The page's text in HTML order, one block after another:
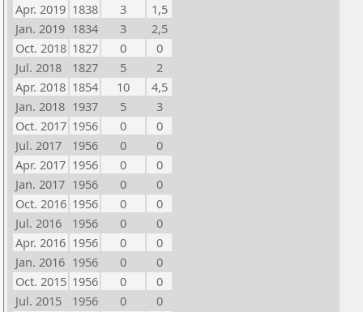
Apr. 2019 1838 3
1,5
Jan. 2019 1834 3
2,5
Oct. 2018 1827 0
0
Jul. 2018
1827 5
2
Apr. 2018 1854 10
4,5
Jan. 2018 1937 5
3
Oct. 2017 1956 0
0
Jul. 2017
1956 0
0
Apr. 2017 1956 0
0
Jan. 2017 1956 0
0
Oct. 2016 1956 0
0
Jul. 2016
1956 0
0
Apr. 2016 1956 0
0
Jan. 2016 1956 0
0
Oct. 2015 1956 0
0
Jul. 2015
1956 0
0